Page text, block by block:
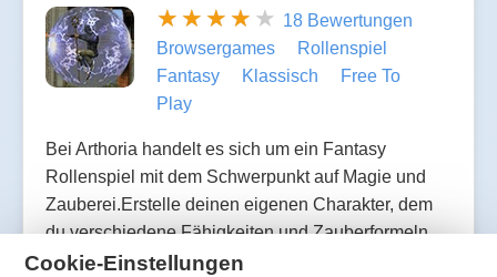
18 Bewertungen
Browsergames
Rollenspiel
Fantasy
Klassisch
Free To
Play
Bei Arthoria handelt es sich um ein Fantasy
Rollenspiel mit dem Schwerpunkt auf Magie und
Zauberei.Erstelle deinen eigenen Charakter, dem
du verschiedene Fähigkeiten und Zauberformeln
beibringen kannst.Kämpfe gegen Monster um
Cookie-Einstellungen